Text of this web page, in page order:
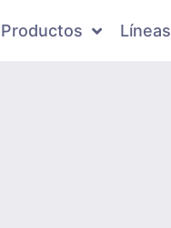
Productos Líneas